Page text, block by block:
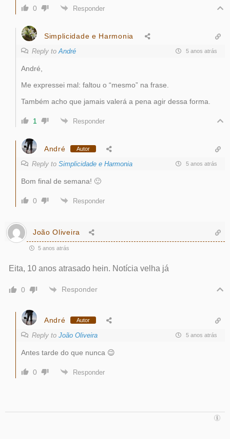
0 Responder
Simplicidade e Harmonia
Reply to André 5 anos atrás
André,
Me expressei mal: faltou o “mesmo” na frase.
Também acho que jamais valerá a pena agir dessa forma.
1 Responder
André Autor
Reply to Simplicidade e Harmonia 5 anos atrás
Bom final de semana! 🙂
0 Responder
João Oliveira
5 anos atrás
Eita, 10 anos atrasado hein. Notícia velha já
0 Responder
André Autor
Reply to João Oliveira 5 anos atrás
Antes tarde do que nunca 😉
0 Responder